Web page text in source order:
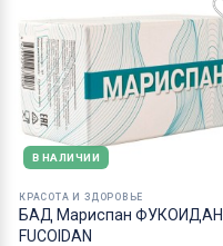
В НАЛИЧИИ
КРАСОТА И ЗДОРОВЬЕ
БАД Мариспан ФУКОИДАН
FUCOIDAN